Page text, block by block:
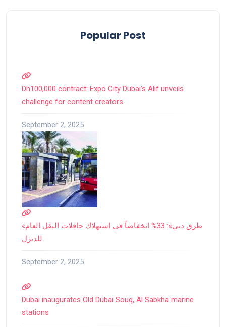
Popular Post
Dh100,000 contract: Expo City Dubai’s Alif unveils
challenge for content creators
September 2, 2025
«طرق دبي»: 33% انخفاضاً في استهلاك حافلات النقل العام
للديزل
September 2, 2025
Dubai inaugurates Old Dubai Souq, Al Sabkha marine
stations